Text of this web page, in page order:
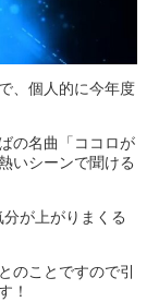
、個人的に今年度
の名曲「ココロが
いシーンで聞ける
が上がりまくる
のことですので引
！